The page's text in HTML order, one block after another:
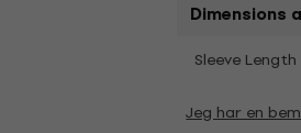
Dimensions
Sleeve Length
Jeg har en